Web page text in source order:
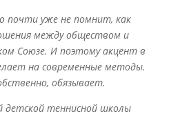
почти уже не помнит, как
между обществом и
Союзе. И поэтому акцент в
на современные методы.
обязывает.
детской теннисной школы